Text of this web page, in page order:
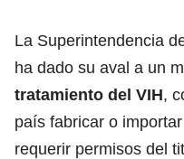
La Superintendencia
ha dado su aval a un
tratamiento del VIH,
país fabricar o importar
requerir permisos del